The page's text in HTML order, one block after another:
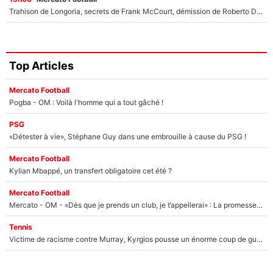
Trahison de Longoria, secrets de Frank McCourt, démission de Roberto De Zerbi : Medhi Benatia se lâche sur son départ de l'OM et fait d'importantes révélations
Top Articles
Mercato Football
Pogba - OM : Voilà l'homme qui a tout gâché !
PSG
«Détester à vie», Stéphane Guy dans une embrouille à cause du PSG !
Mercato Football
Kylian Mbappé, un transfert obligatoire cet été ?
Mercato Football
Mercato - OM - «Dès que je prends un club, je t’appellerai» : La promesse de Marcelino au moment de claquer la porte
Tennis
Victime de racisme contre Murray, Kyrgios pousse un énorme coup de gueule !